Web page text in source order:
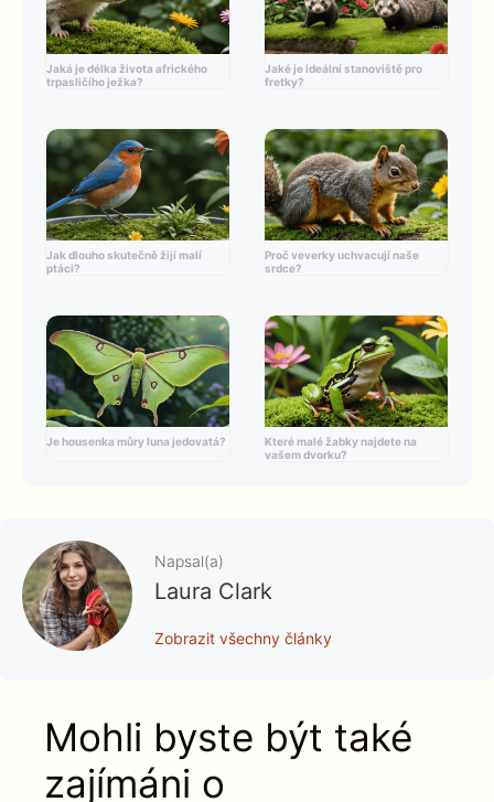
Jaká je délka života afrického
trpasličího ježka?
Jaké je ideální stanoviště pro
fretky?
Jak dlouho skutečně žijí malí
ptáci?
Proč veverky uchvacují naše
srdce?
Je housenka můry luna jedovatá?
Které malé žabky najdete na
vašem dvorku?
Napsal(a)
Laura Clark
Zobrazit všechny články
Mohli byste být také
zajímáni o